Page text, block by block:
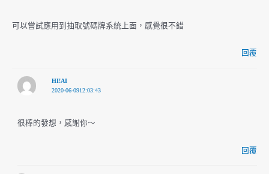
可以嘗試應用到抽取號碼牌系統上面，感覺很不錯
回覆
HI!AI
2020-06-0912:03:43
很棒的發想，感謝你～
回覆